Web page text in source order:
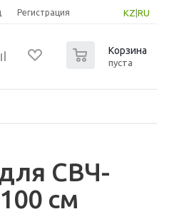
KZ RU
Регистрация
Корзина
пуста
СВЧ-
см